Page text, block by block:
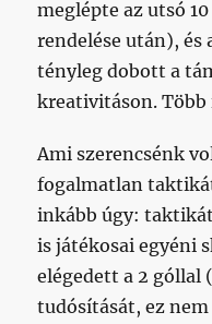
meglépte az utsó
rendelése után), és
tényleg dobott a
kreativitáson.
Ami szerencsénk
fogalmatlan
inkább úgy:
is játékosai egyéni
elégedett a 2 góllal
tudósítását, ez